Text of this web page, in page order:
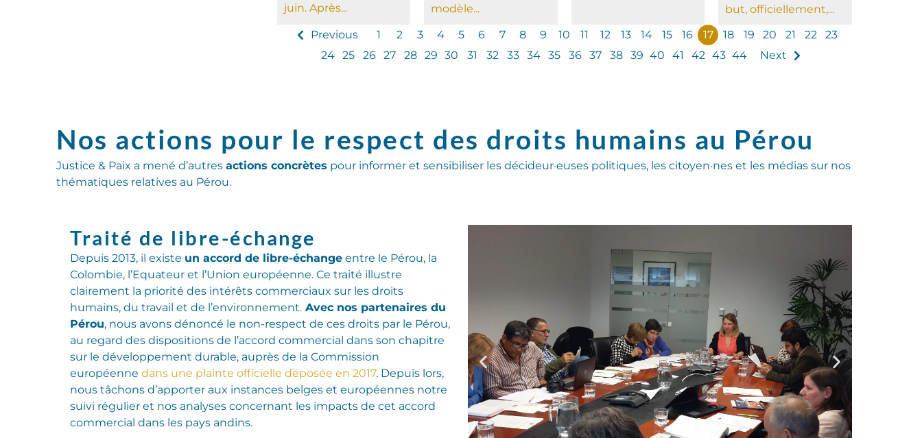
juin. Après...
modèle...
but, officiellement,...
Previous
1 2 3 4 5 6 7 8 9 10 11 12 13 14 15 16 17 18 19 20 21 22
23
24 25 26 27 28 29 30 31 32 33 34 35 36 37 38 39 40 41 42 43 44 Next
Nos actions pour le respect des droits humains au Pérou
Justice & Paix a mené d’autres actions concrètes pour informer et sensibiliser les décideur·euses politiques, les citoyen·nes et les médias sur nos
thématiques relatives au Pérou.
Traité de libre-échange
Depuis 2013, il existe un accord de libre-échange entre le Pérou, la
Colombie, l’Equateur et l’Union européenne. Ce traité illustre
clairement la priorité des intérêts commerciaux sur les droits
humains, du travail et de l’environnement. Avec nos partenaires du
Pérou, nous avons dénoncé le non-respect de ces droits par le Pérou,
au regard des dispositions de l’accord commercial dans son chapitre
sur le développement durable, auprès de la Commission
européenne dans une plainte officielle déposée en 2017. Depuis lors,
nous tâchons d’apporter aux instances belges et européennes notre
suivi régulier et nos analyses concernant les impacts de cet accord
commercial dans les pays andins.